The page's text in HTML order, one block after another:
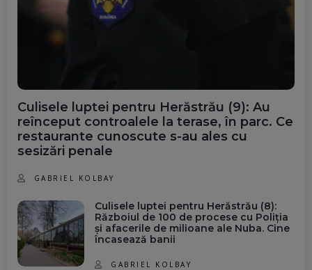
Culisele luptei pentru Herăstrău (9): Au
reînceput controalele la terase, în parc. Ce
restaurante cunoscute s-au ales cu
sesizări penale
GABRIEL KOLBAY
Culisele luptei pentru Herăstrău (8):
Războiul de 100 de procese cu Poliția
și afacerile de milioane ale Nuba. Cine
încasează banii
GABRIEL KOLBAY